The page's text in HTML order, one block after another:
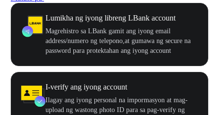
Lumikha ng iyong libreng LBank account
Magrehistro sa LBank gamit ang iyong email
address/numero ng telepono,at gumawa ng secure na
password para protektahan ang iyong account
I-verify ang iyong account
Ilagay ang iyong personal na impormasyon at mag-
upload ng wastong photo ID para sa pag-verify ng